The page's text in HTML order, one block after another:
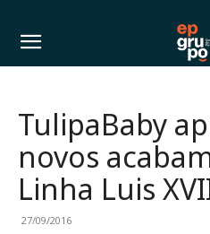
TulipaBaby
novos
Linha Luis
27/09/2016